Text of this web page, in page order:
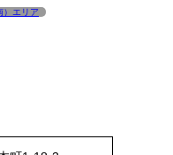
）エリア